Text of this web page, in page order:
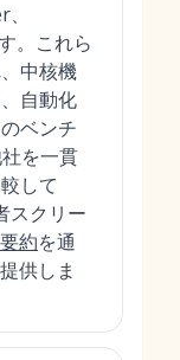
。これら
中核機
自動化
ベンチ
を一貫
して
スクリー
約を通
供しま